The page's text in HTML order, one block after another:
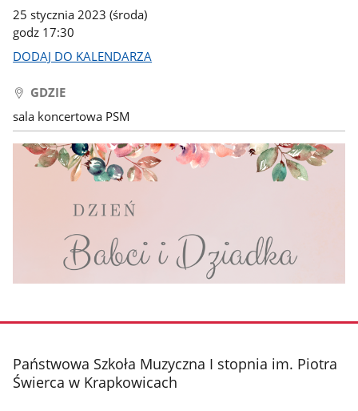
25 stycznia 2023 (środa)
godz 17:30
DODAJ DO KALENDARZA
GDZIE
sala koncertowa PSM
stopka
Państwowa Szkoła Muzyczna I stopnia im. Piotra
Świerca w Krapkowicach